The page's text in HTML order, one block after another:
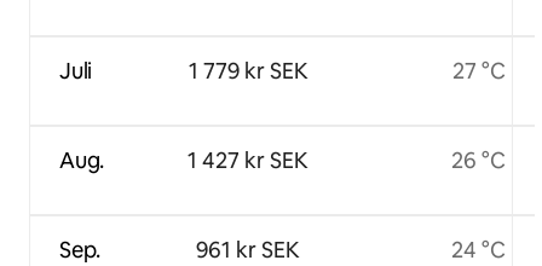
Juli
Aug.
Sep.
1 779 kr SEK
1 427 kr SEK
961 kr SEK
27 °C
26 °C
24 °C